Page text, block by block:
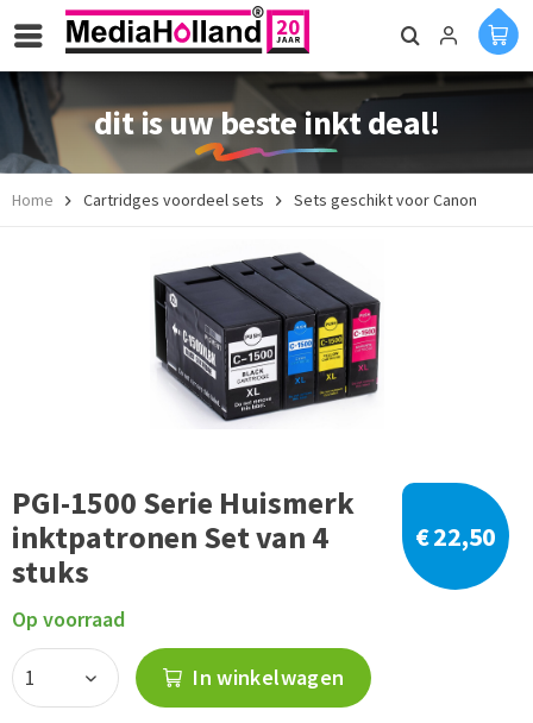
dit is uw beste inkt deal!
Home Cartridges voordeel sets Sets geschikt voor Canon
PGI-1500 Serie Huismerk
inktpatronen Set van 4
stuks
€ 22,50
Op voorraad
In winkelwagen